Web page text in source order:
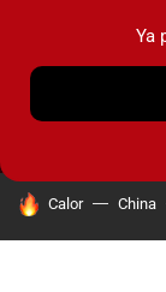
MENÚ
HOY SE HABLA
Calor China
Ya